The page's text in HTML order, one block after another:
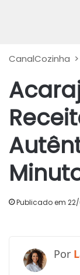
CanalCozinha >
Publicado em 22/